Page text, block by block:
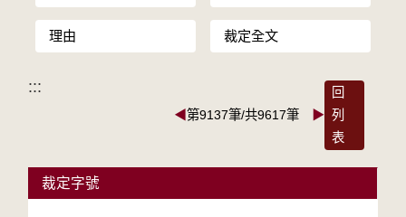
理由 裁定全文
:::
◀第9137筆/共9617筆 ▶
回
列
表
裁定字號